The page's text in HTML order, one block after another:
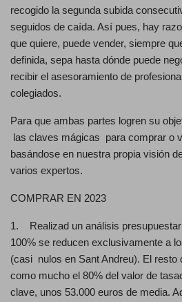
recogido la segunda subida
seguidos de caída. Así pues, hay
que quiere, puede vender, siempre
definida, sepa hasta dónde puede
recibir el asesoramiento de
colegiados.
Para que ambas partes logren su
las claves mágicas para comprar o
basándose en nuestra propia visión
varios expertos.
COMPRAR EN 2023
1. Realizad un análisis
100% se reducen exclusivamente a
(casi nulos en Sant Andreu). El resto
como mucho el 80% del valor de
clave, unos 53.000 euros de media.